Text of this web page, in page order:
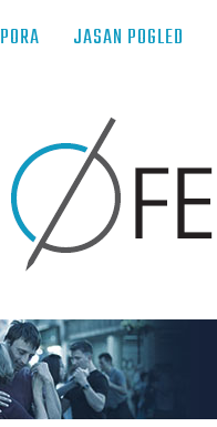
JASAN POGLED